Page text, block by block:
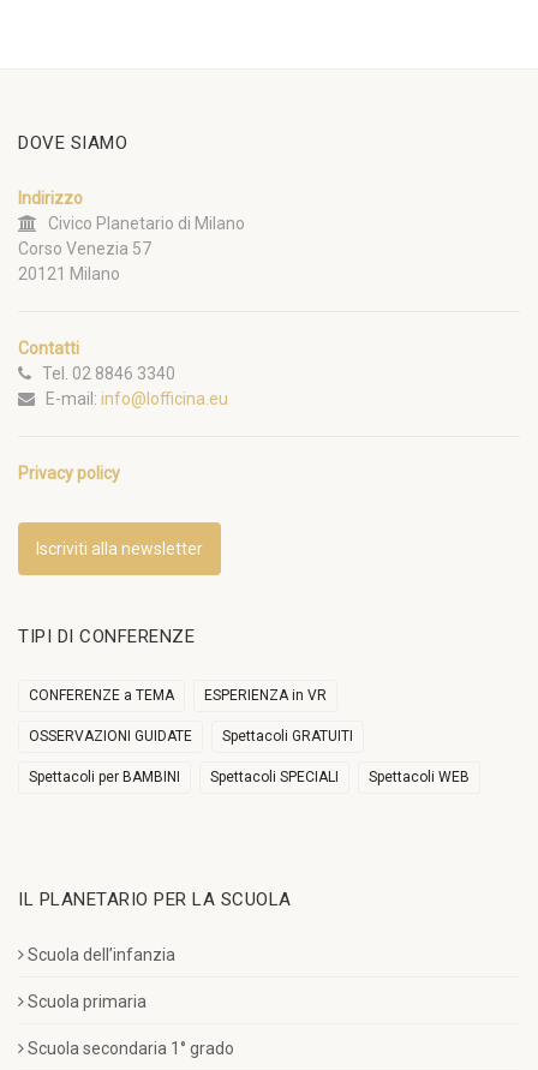
DOVE SIAMO
Indirizzo
Civico Planetario di Milano
Corso Venezia 57
20121 Milano
Contatti
Tel. 02 8846 3340
E-mail: info@lofficina.eu
Privacy policy
Iscriviti alla newsletter
TIPI DI CONFERENZE
CONFERENZE a TEMA ESPERIENZA in VR
OSSERVAZIONI GUIDATE Spettacoli GRATUITI
Spettacoli per BAMBINI Spettacoli SPECIALI Spettacoli WEB
IL PLANETARIO PER LA SCUOLA
Scuola dell’infanzia
Scuola primaria
Scuola secondaria 1° grado